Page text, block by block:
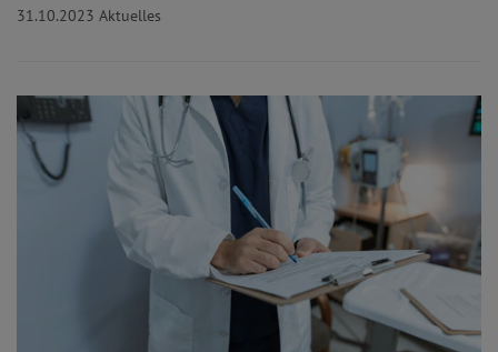
31.10.2023 Aktuelles